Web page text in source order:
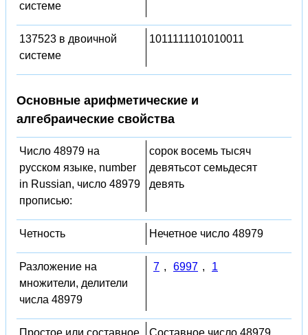
системе
137523 в двоичной
системе
1011111101010011
Основные арифметические и
алгебраические свойства
Число 48979 на
русском языке, number
in Russian, число 48979
прописью:
сорок восемь тысяч
девятьсот семьдесят
девять
Четность Нечетное число 48979
Разложение на
множители, делители
числа 48979
7 , 6997 , 1
Простое или составное
Составное число 48979